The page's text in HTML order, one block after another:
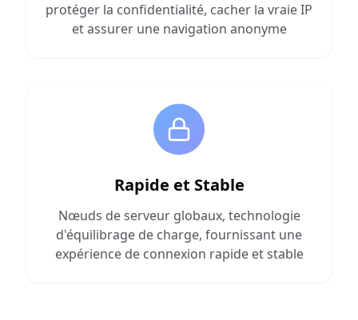
protéger la confidentialité, cacher la vraie IP
et assurer une navigation anonyme
Rapide et Stable
Nœuds de serveur globaux, technologie
d'équilibrage de charge, fournissant une
expérience de connexion rapide et stable